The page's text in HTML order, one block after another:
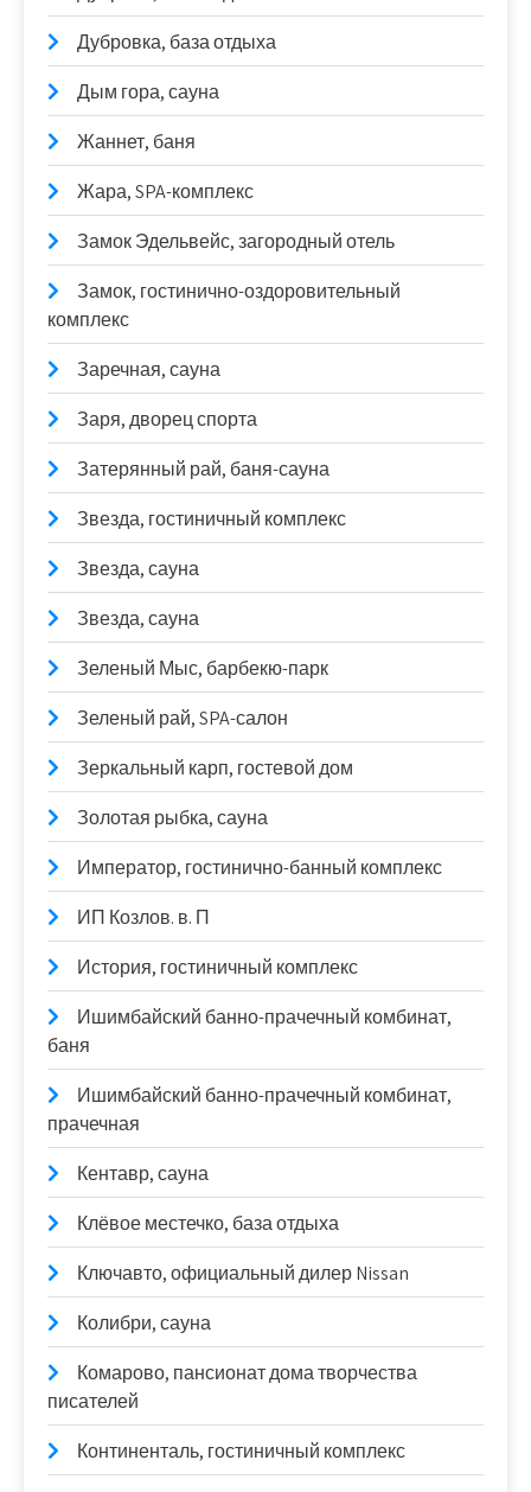
Дубровка, база отдыха
Дым гора, сауна
Жаннет, баня
Жара, SPA-комплекс
Замок Эдельвейс, загородный отель
Замок, гостинично-оздоровительный
комплекс
Заречная, сауна
Заря, дворец спорта
Затерянный рай, баня-сауна
Звезда, гостиничный комплекс
Звезда, сауна
Звезда, сауна
Зеленый Мыс, барбекю-парк
Зеленый рай, SPA-салон
Зеркальный карп, гостевой дом
Золотая рыбка, сауна
Император, гостинично-банный комплекс
ИП Козлов. в. П
История, гостиничный комплекс
Ишимбайский банно-прачечный комбинат,
баня
Ишимбайский банно-прачечный комбинат,
прачечная
Кентавр, сауна
Клёвое местечко, база отдыха
Ключавто, официальный дилер Nissan
Колибри, сауна
Комарово, пансионат дома творчества
писателей
Континенталь, гостиничный комплекс